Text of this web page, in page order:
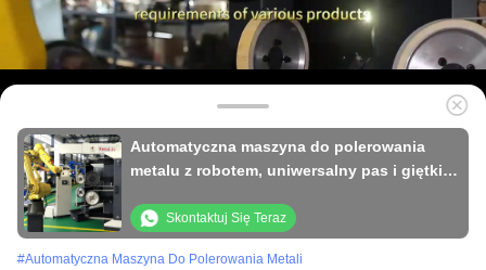
Automatyczna maszyna do polerowania
metalu z robotem, uniwersalny pas i giętki
samochodowych
Skontaktuj Się Teraz
#Automatyczna Maszyna Do Polerowania Metali